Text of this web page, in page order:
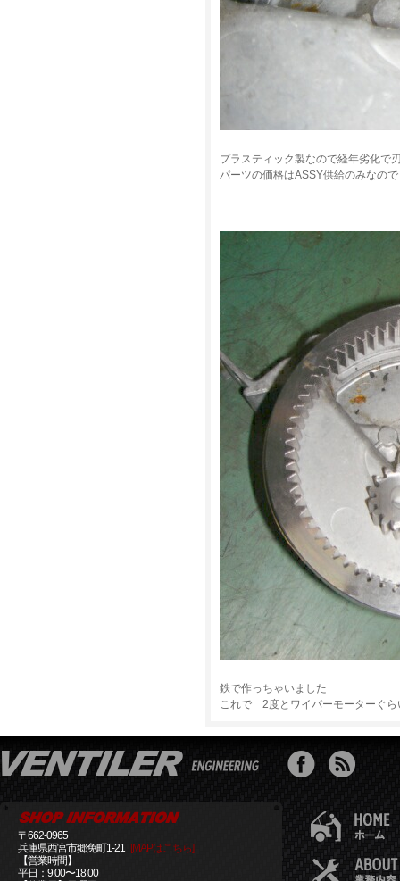
プラスティック製なので経年劣化で
パーツの価格はASSY供給のみな
鉄で作っちゃいました
これで 2度とワイパーモーターぐ
〒662-0965
兵庫県西宮市郷免町1-21 [MAPはこちら]
【営業時間】
平日：9:00〜18:00